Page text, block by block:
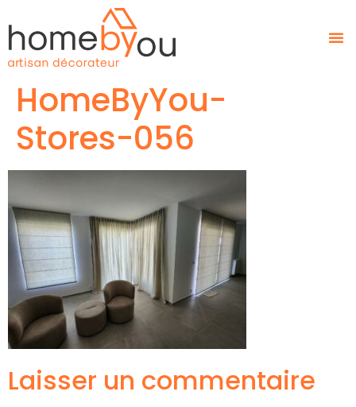
HomeByYou-
Stores-056
Laisser un commentaire